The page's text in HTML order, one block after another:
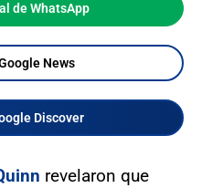
de WhatsApp
News
Discover
revelaron que